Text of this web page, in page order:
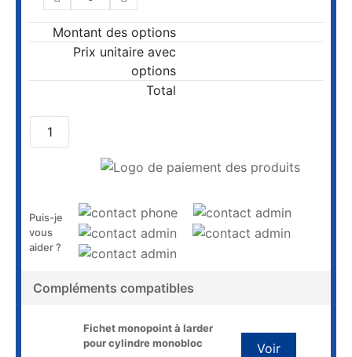
Montant des options
Prix unitaire avec
options
Total
Puis-je
vous
aider ?
Compléments compatibles
Fichet monopoint à larder
pour cylindre monobloc
Voir